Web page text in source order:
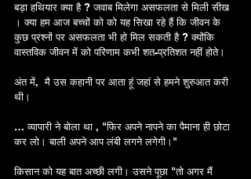
बड़ा हथियार क्या है ? जवाब मिलेगा असफलता से मिली सीख
। क्या हम आज बच्चों को को यह सिखा रहे हैं कि जीवन के
कुछ प्रश्नों पर असफलता भी हो मिल सकती है ? क्योंकि
वास्तविक जीवन में को परिणाम कभी शत-प्रतिशत नहीं होते।
अंत में,  मै उस कहानी पर आता हूं जहां से हमने शुरुआत करी
थी।
… व्यापारी ने बोला था , "फिर अपने नापने का पैमाना ही छोटा
कर लो। बाली अपने आप लंबी लगने लगेगी।"
किसान को यह बात अच्छी लगी। उसने पूछा "तो अगर मैं